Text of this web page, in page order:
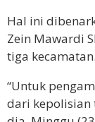
Hal ini
Zein Mawardi
tiga kecamatan.
“Untuk
dari kepolisian